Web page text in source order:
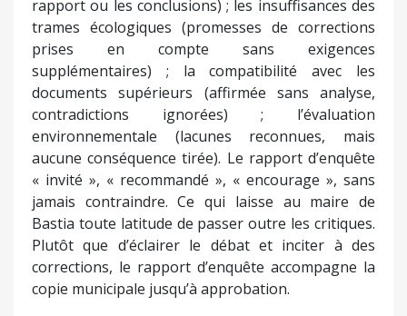
encore moins
Frédéric Poletti suggère que le rapport d’enquête
est timoré. Il dénonce en effet « une enquête
publique qui enquête peu et conclut encore moins
» pour ce qui concerne : le manque quasi total de
remise en cause de la consommation sans
compensation d’Espaces Stratégiques Agricoles
(griefs atténués, quelques ajustements suggérés,
pas de remise en cause globale) ; l’absence de
variantes (silence total, aucune mention dans le
rapport ou les conclusions) ; les insuffisances des
trames écologiques (promesses de corrections